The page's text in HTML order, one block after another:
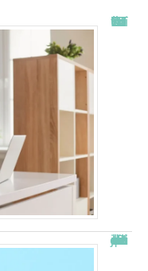
Tout savoir sur l’ENT UT2J
JetPunk : le meilleur site de quiz et de jeux !